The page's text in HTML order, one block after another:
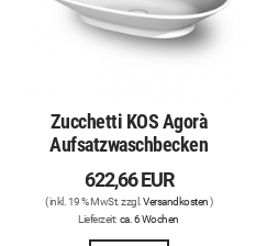
Zucchetti KOS Agorà
Aufsatzwaschbecken
622,66 EUR
( inkl. 19 % MwSt. zzgl. Versandkosten)
Lieferzeit: ca. 6 Wochen